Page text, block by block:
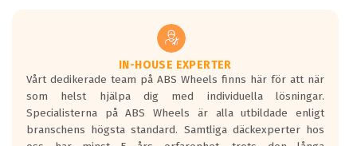
vilken körstil du använder.
Våtgrepp egenskaper:
Betygsskalan är satt A till F. Där A påvisar
den kortaste bromssträckan och F är den
längsta.
Inga D eller G betyg delas ut för
IN-HOUSE EXPERTER
Vårt dedikerade team på ABS Wheels finns här för att när
som helst hjälpa dig med individuella lösningar.
Specialisterna på ABS Wheels är alla utbildade enligt
branschens högsta standard. Samtliga däckexperter hos